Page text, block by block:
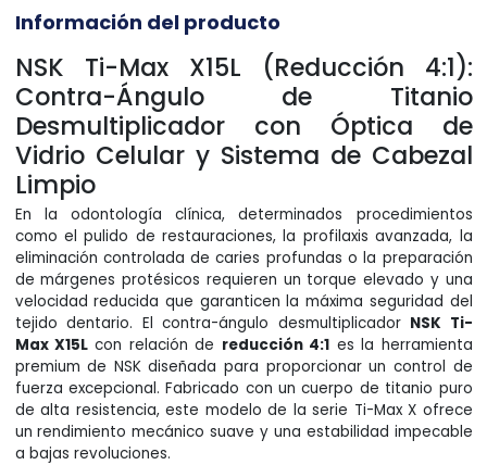
Información del producto
NSK Ti-Max X15L (Reducción 4:1):
Contra-Ángulo de Titanio
Desmultiplicador con Óptica de
Vidrio Celular y Sistema de Cabezal
Limpio
En la odontología clínica, determinados procedimientos
como el pulido de restauraciones, la profilaxis avanzada, la
eliminación controlada de caries profundas o la preparación
de márgenes protésicos requieren un torque elevado y una
velocidad reducida que garanticen la máxima seguridad del
tejido dentario. El contra-ángulo desmultiplicador NSK Ti-
Max X15Lcon relación de reducción 4:1 es la herramienta
premium de NSK diseñada para proporcionar un control de
fuerza excepcional. Fabricado con un cuerpo de titanio puro
de alta resistencia, este modelo de la serie Ti-Max X ofrece
un rendimiento mecánico suave y una estabilidad impecable
a bajas revoluciones.